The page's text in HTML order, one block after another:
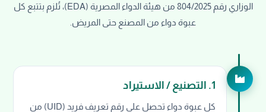
الوزاري رقم 804/2025 من هيئة الدواء المصرية (EDA)، تُلزم بتتبع كل
عبوة دواء من المصنع حتى المريض.
1. التصنيع / الاستيراد
كل عبوة دواء تحصل على رقم تعريف فريد (UID) من